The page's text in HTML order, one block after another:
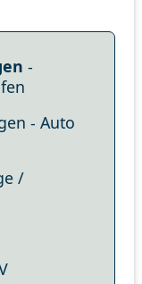
-
- Auto
/